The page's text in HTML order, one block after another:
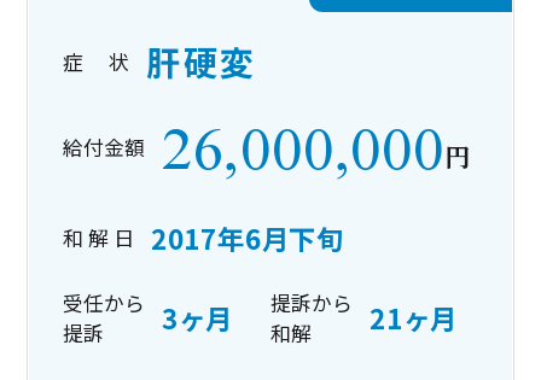
症 状 肝硬変
給付金額 26,000,000円
和 解 日 2017年6月下旬
受任から
提訴
3ヶ月
提訴から
和解
21ヶ月